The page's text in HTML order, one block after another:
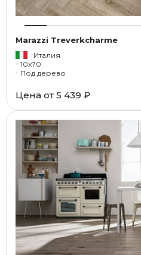
Marazzi Treverkcharme
Италия
10x70
Под дерево
Цена от 5 439 ₽